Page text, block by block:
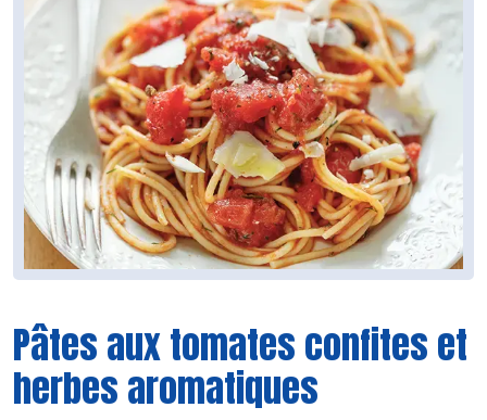
Pâtes aux tomates confites et
herbes aromatiques